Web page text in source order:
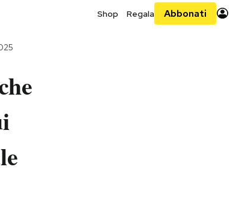
Shop Regala Abbonati